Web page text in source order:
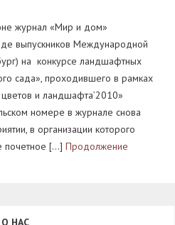
журнал «Мир и дом»
выпускников Международной
на конкурсе ландшафтных
сада», проходившего в рамках
и ландшафта’2010»
номере в журнале снова
в организации которого
почетное […] Продолжение
О НАС